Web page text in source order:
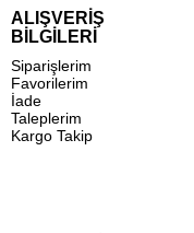
ALIŞVERİŞ
BİLGİLERİ
Siparişlerim
Favorilerim
İade
Taleplerim
Kargo Takip